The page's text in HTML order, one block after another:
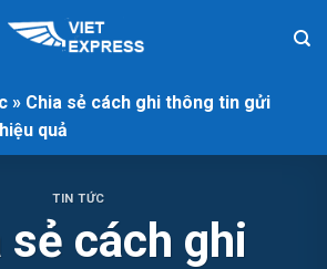
» Chia sẻ cách ghi thông tin gửi
quả
TIN TỨC
sẻ cách ghi